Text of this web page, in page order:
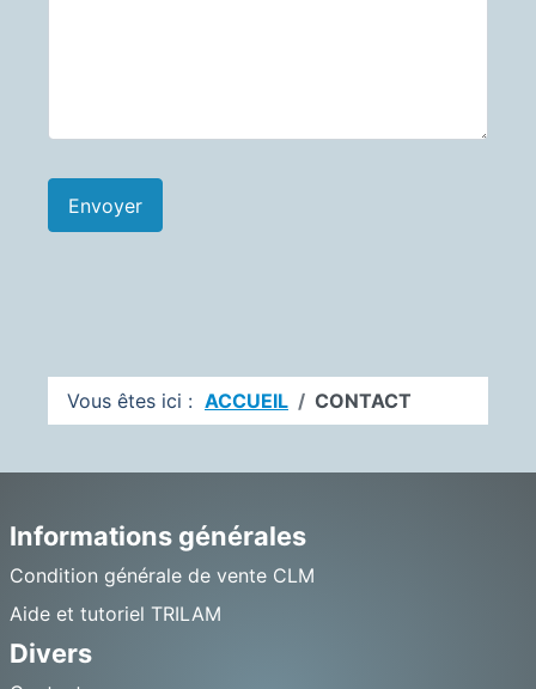
Envoyer
Vous êtes ici : ACCUEIL CONTACT
Informations générales
Condition générale de vente CLM
Aide et tutoriel TRILAM
Divers